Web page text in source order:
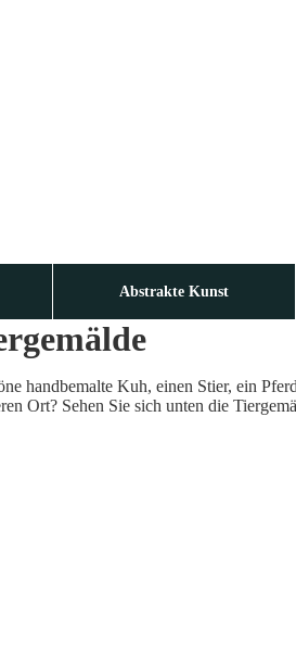
Abstrakte Kunst
handbemalte Kuh, einen Stier, ein
Ort? Sehen Sie sich unten die